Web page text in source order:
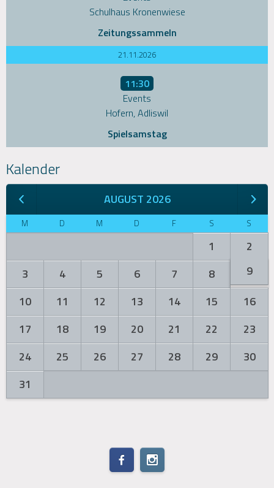
Schulhaus Kronenwiese
Zeitungssammeln
21.11.2026
11:30
Events
Hofern, Adliswil
Spielsamstag
Kalender
AUGUST 2026
M D M D F S S
1
2
3
4 5 6 7 8
9
10
11 12 13 14 15
16
17
18 19 20 21 22
23
24
25 26 27 28 29
30
31